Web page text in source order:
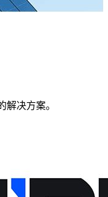
解决方案。